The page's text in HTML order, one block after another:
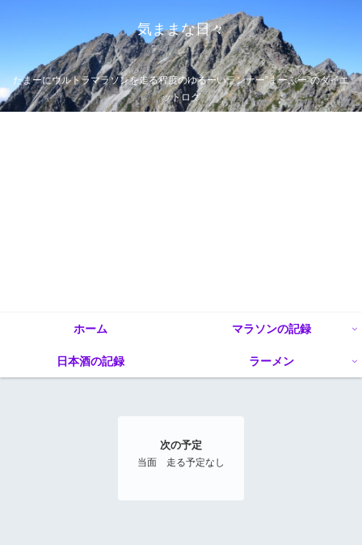
気ままな日々
たまーにウルトラマラソンを走る程度のゆるーいランナー”まーぶー”のダイエ
ットログ
ホーム マラソンの記録
日本酒の記録 ラーメン
次の予定
当面 走る予定なし